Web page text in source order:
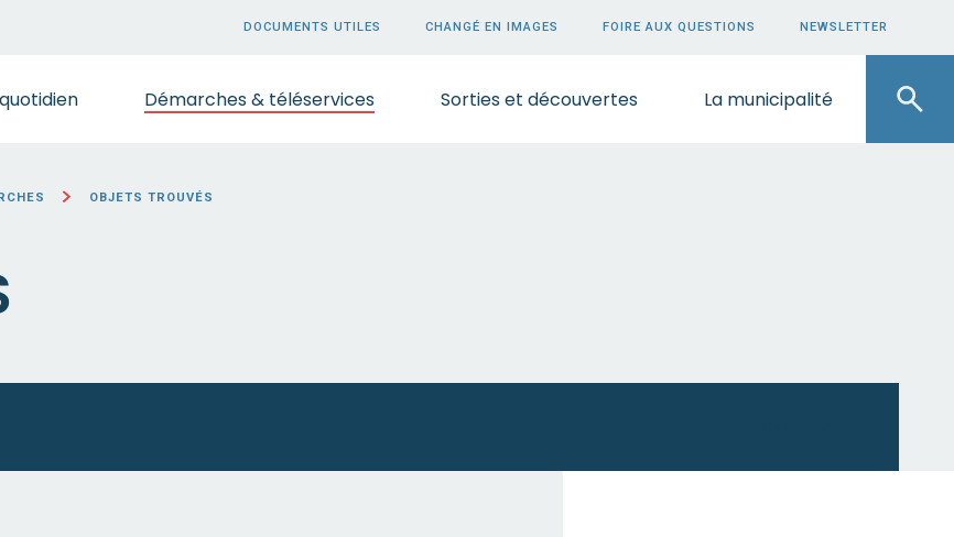
DOCUMENTS UTILES CHANGÉ EN IMAGES FOIRE AUX QUESTIONS NEWSLETTER
Démarches & téléservices Sorties et découvertes La municipalité
OBJETS TROUVÉS